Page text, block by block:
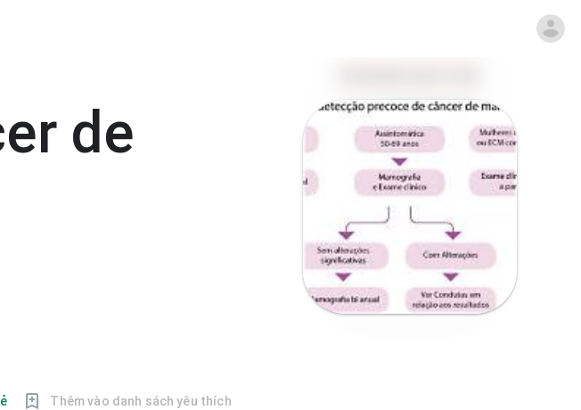
de
Thêm vào danh sách yêu thích